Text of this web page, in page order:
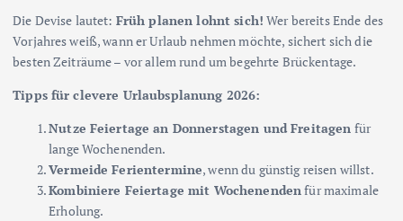
Die Devise lautet: Früh planen lohnt sich! Wer bereits Ende des
Vorjahres weiß, wann er Urlaub nehmen möchte, sichert sich die
besten Zeiträume – vor allem rund um begehrte Brückentage.
Tipps für clevere Urlaubsplanung 2026:
Nutze Feiertage an Donnerstagen und Freitagen für
lange Wochenenden.
Vermeide Ferientermine, wenn du günstig reisen willst.
Kombiniere Feiertage mit Wochenendenfür maximale
Erholung.